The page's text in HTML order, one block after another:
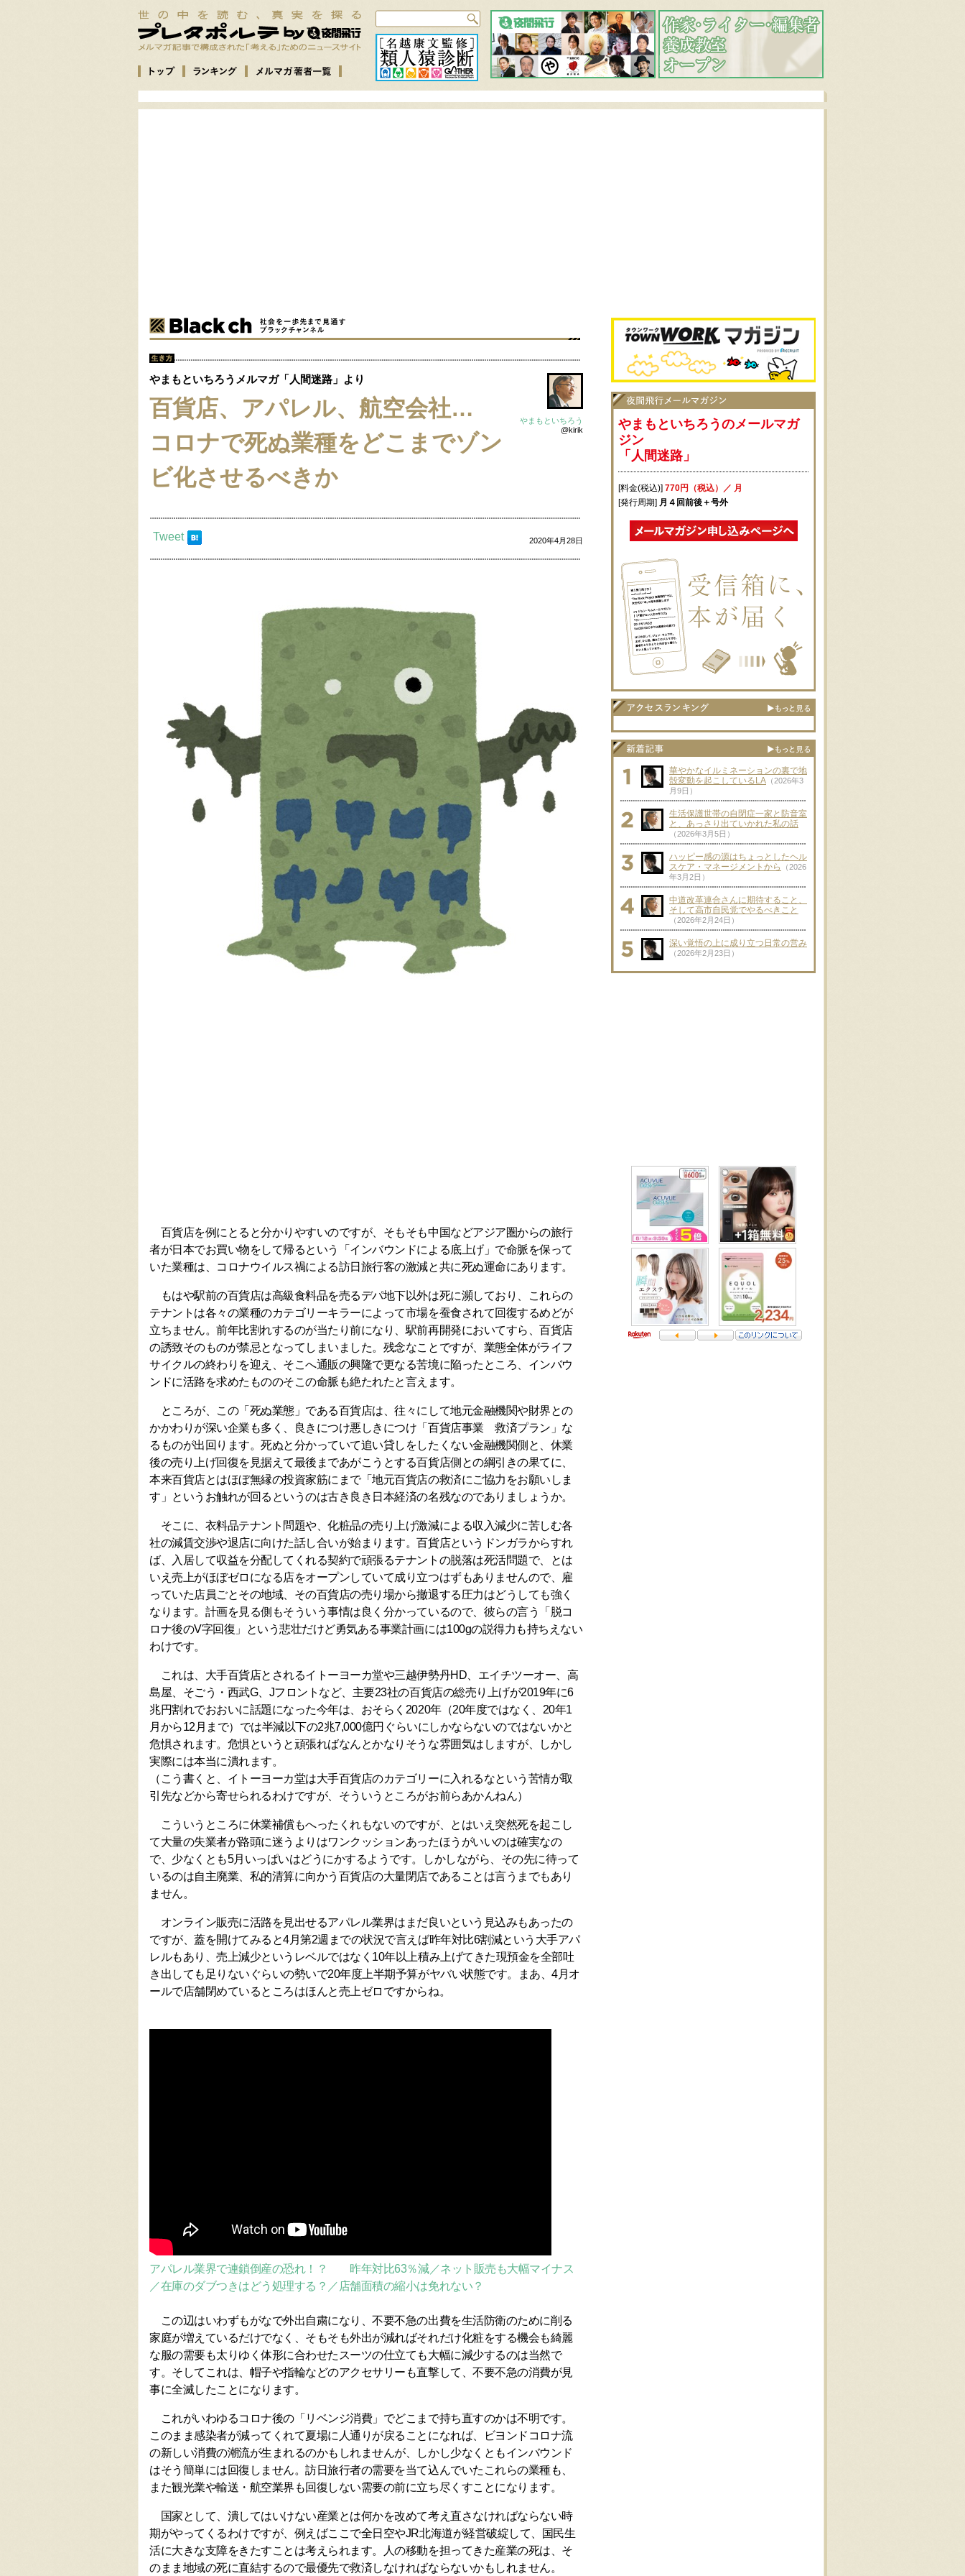
やまもといちろう
@kirik
やまもといちろうメルマガ「人間迷路」より
百貨店、アパレル、航空会社…
コロナで死ぬ業種をどこまでゾン
ビ化させるべきか
2020年4月28日
Tweet
百貨店を例にとると分かりやすいのですが、そもそも中国などアジア圏からの旅行
者が日本でお買い物をして帰るという「インバウンドによる底上げ」で命脈を保って
いた業種は、コロナウイルス禍による訪日旅行客の激減と共に死ぬ運命にあります。
もはや駅前の百貨店は高級食料品を売るデパ地下以外は死に瀕しており、これらの
テナントは各々の業種のカテゴリーキラーによって市場を蚕食されて回復するめどが
立ちません。前年比割れするのが当たり前になり、駅前再開発においてすら、百貨店
の誘致そのものが禁忌となってしまいました。残念なことですが、業態全体がライフ
サイクルの終わりを迎え、そこへ通販の興隆で更なる苦境に陥ったところ、インバウ
ンドに活路を求めたもののそこの命脈も絶たれたと言えます。
ところが、この「死ぬ業態」である百貨店は、往々にして地元金融機関や財界との
かかわりが深い企業も多く、良きにつけ悪しきにつけ「百貨店事業 救済プラン」な
るものが出回ります。死ぬと分かっていて追い貸しをしたくない金融機関側と、休業
後の売り上げ回復を見据えて最後まであがこうとする百貨店側との綱引きの果てに、
本来百貨店とはほぼ無縁の投資家筋にまで「地元百貨店の救済にご協力をお願いしま
す」というお触れが回るというのは古き良き日本経済の名残なのでありましょうか。
そこに、衣料品テナント問題や、化粧品の売り上げ激減による収入減少に苦しむ各
社の減賃交渉や退店に向けた話し合いが始まります。百貨店というドンガラからすれ
ば、入居して収益を分配してくれる契約で頑張るテナントの脱落は死活問題で、とは
いえ売上がほぼゼロになる店をオープンしていて成り立つはずもありませんので、雇
っていた店員ごとその地域、その百貨店の売り場から撤退する圧力はどうしても強く
なります。計画を見る側もそういう事情は良く分かっているので、彼らの言う「脱コ
ロナ後のV字回復」という悲壮だけど勇気ある事業計画には100gの説得力も持ちえない
わけです。
これは、大手百貨店とされるイトーヨーカ堂や三越伊勢丹HD、エイチツーオー、高
島屋、そごう・西武G、Jフロントなど、主要23社の百貨店の総売り上げが2019年に6
兆円割れでおおいに話題になった今年は、おそらく2020年（20年度ではなく、20年1
月から12月まで）では半減以下の2兆7,000億円ぐらいにしかならないのではないかと
危惧されます。危惧というと頑張ればなんとかなりそうな雰囲気はしますが、しかし
実際には本当に潰れます。
（こう書くと、イトーヨーカ堂は大手百貨店のカテゴリーに入れるなという苦情が取
引先などから寄せられるわけですが、そういうところがお前らあかんねん）
こういうところに休業補償もへったくれもないのですが、とはいえ突然死を起こし
て大量の失業者が路頭に迷うよりはワンクッションあったほうがいいのは確実なの
で、少なくとも5月いっぱいはどうにかするようです。しかしながら、その先に待って
いるのは自主廃業、私的清算に向かう百貨店の大量閉店であることは言うまでもあり
ません。
オンライン販売に活路を見出せるアパレル業界はまだ良いという見込みもあったの
ですが、蓋を開けてみると4月第2週までの状況で言えば昨年対比6割減という大手アパ
レルもあり、売上減少というレベルではなく10年以上積み上げてきた現預金を全部吐
き出しても足りないぐらいの勢いで20年度上半期予算がヤバい状態です。まあ、4月オ
ールで店舗閉めているところはほんと売上ゼロですからね。
アパレル業界で連鎖倒産の恐れ！？ 昨年対比63％減／ネット販売も大幅マイナス
／在庫のダブつきはどう処理する？／店舗面積の縮小は免れない？
この辺はいわずもがなで外出自粛になり、不要不急の出費を生活防衛のために削る
家庭が増えているだけでなく、そもそも外出が減ればそれだけ化粧をする機会も綺麗
な服の需要も太りゆく体形に合わせたスーツの仕立ても大幅に減少するのは当然で
す。そしてこれは、帽子や指輪などのアクセサリーも直撃して、不要不急の消費が見
事に全滅したことになります。
これがいわゆるコロナ後の「リベンジ消費」でどこまで持ち直すのかは不明です。
このまま感染者が減ってくれて夏場に人通りが戻ることになれば、ビヨンドコロナ流
の新しい消費の潮流が生まれるのかもしれませんが、しかし少なくともインバウンド
はそう簡単には回復しません。訪日旅行者の需要を当て込んでいたこれらの業種も、
また観光業や輸送・航空業界も回復しない需要の前に立ち尽くすことになります。
国家として、潰してはいけない産業とは何かを改めて考え直さなければならない時
期がやってくるわけですが、例えばここで全日空やJR北海道が経営破綻して、国民生
活に大きな支障をきたすことは考えられます。人の移動を担ってきた産業の死は、そ
のまま地域の死に直結するので最優先で救済しなければならないかもしれません。
やまもといちろうのメールマガ
ジン
「人間迷路」
[料金(税込)] 770円（税込）／ 月
[発行周期] 月４回前後＋号外
華やかなイルミネーションの裏で地
殻変動を起こしているLA （2026年3
月9日）
生活保護世帯の自閉症一家と防音室
と、あっさり出ていかれた私の話
（2026年3月5日）
ハッピー感の源はちょっとしたヘル
スケア・マネージメントから
（2026
年3月2日）
中道改革連合さんに期待すること、
そして高市自民党でやるべきこと
（2026年2月24日）
深い覚悟の上に成り立つ日常の営み
（2026年2月23日）